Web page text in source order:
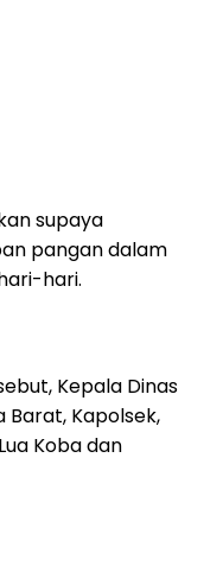
supaya
pangan dalam
hari.
Kepala Dinas
Barat, Kapolsek,
Koba dan